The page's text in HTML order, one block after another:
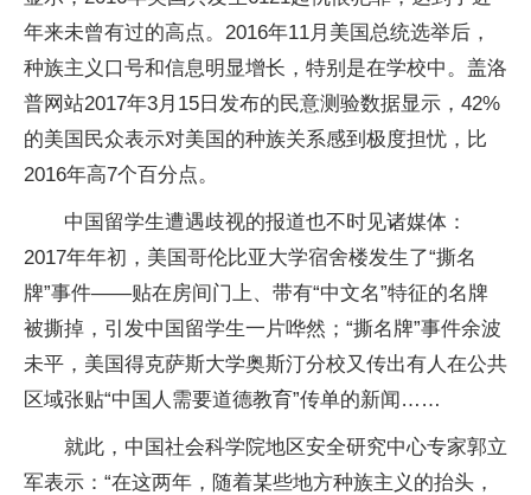
年来未曾有过的高点。2016年11月美国总统选举后，
种族主义口号和信息明显增长，特别是在学校中。盖洛
普网站2017年3月15日发布的民意测验数据显示，42%
的美国民众表示对美国的种族关系感到极度担忧，比
2016年高7个百分点。
中国留学生遭遇歧视的报道也不时见诸媒体：
2017年年初，美国哥伦比亚大学宿舍楼发生了“撕名
牌”事件——贴在房间门上、带有“中文名”特征的名牌
被撕掉，引发中国留学生一片哗然；“撕名牌”事件余波
未平，美国得克萨斯大学奥斯汀分校又传出有人在公共
区域张贴“中国人需要道德教育”传单的新闻……
就此，中国社会科学院地区安全研究中心专家郭立
军表示：“在这两年，随着某些地方种族主义的抬头，